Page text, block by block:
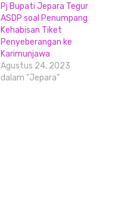
Pj Bupati Jepara Tegur
ASDP soal Penumpang
Kehabisan Tiket
Penyeberangan ke
Karimunjawa
Agustus 24, 2023
dalam "Jepara"